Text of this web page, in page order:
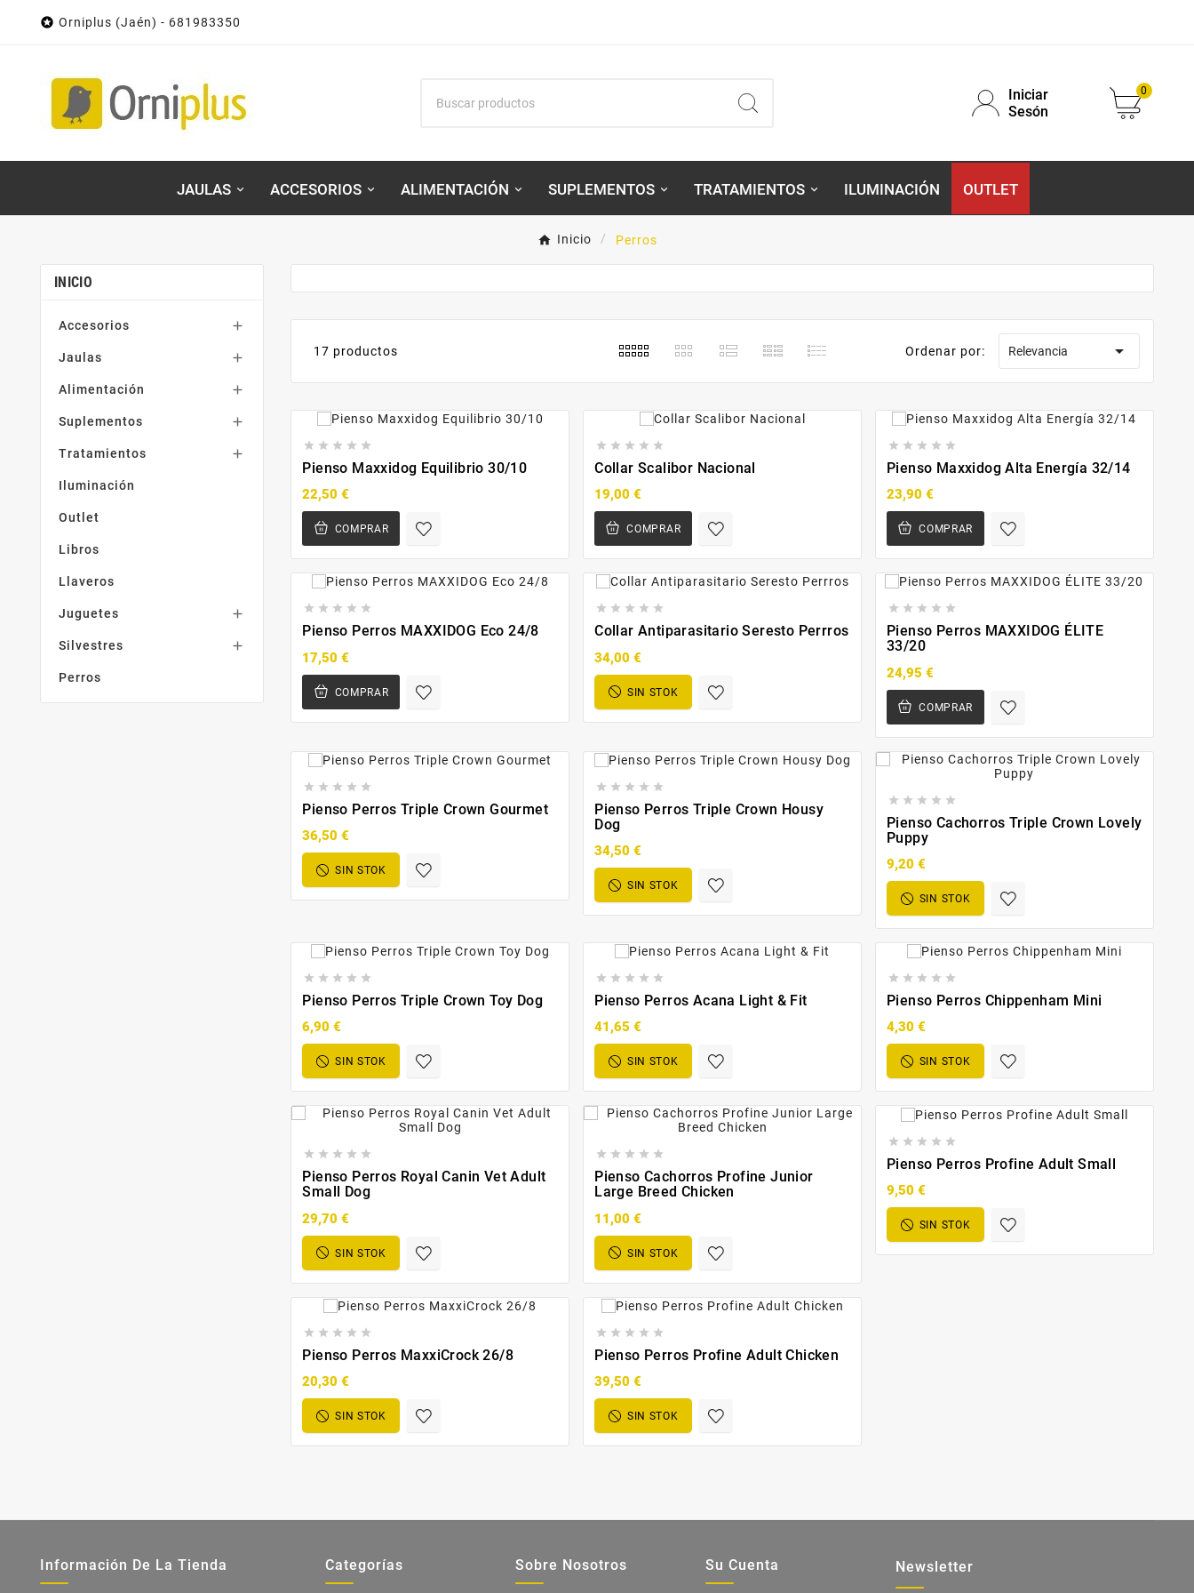
 Orniplus (Jaén) - 681983350
Iniciar
Sesón
0
JAULAS ACCESORIOS ALIMENTACIÓN SUPLEMENTOS TRATAMIENTOS ILUMINACIÓN OUTLET
Inicio Perros
INICIO
Accesorios 
Jaulas 
Alimentación 
Suplementos 
Tratamientos 
Iluminación
Outlet
Libros
Llaveros
Juguetes 
Silvestres 
Perros
17 productos Ordenar por: Relevancia 
    
Pienso Maxxidog Equilibrio 30/10
22,50 €
COMPRAR
    
Collar Scalibor Nacional
19,00 €
COMPRAR
    
Pienso Maxxidog Alta Energía 32/14
23,90 €
COMPRAR
    
Pienso Perros MAXXIDOG Eco 24/8
17,50 €
COMPRAR
    
Collar Antiparasitario Seresto Perrros
34,00 €
SIN STOK
    
Pienso Perros MAXXIDOG ÉLITE
33/20
24,95 €
COMPRAR
    
Pienso Perros Triple Crown Gourmet
36,50 €
SIN STOK
    
Pienso Perros Triple Crown Housy
Dog
34,50 €
SIN STOK
    
Pienso Cachorros Triple Crown Lovely
Puppy
9,20 €
SIN STOK
    
Pienso Perros Triple Crown Toy Dog
6,90 €
SIN STOK
    
Pienso Perros Acana Light & Fit
41,65 €
SIN STOK
    
Pienso Perros Chippenham Mini
4,30 €
SIN STOK
    
Pienso Perros Royal Canin Vet Adult
Small Dog
29,70 €
SIN STOK
    
Pienso Cachorros Profine Junior
Large Breed Chicken
11,00 €
SIN STOK
    
Pienso Perros Profine Adult Small
9,50 €
SIN STOK
    
Pienso Perros MaxxiCrock 26/8
20,30 €
SIN STOK
    
Pienso Perros Profine Adult Chicken
39,50 €
SIN STOK
Información De La Tienda Categorías Sobre Nosotros Su Cuenta Newsletter